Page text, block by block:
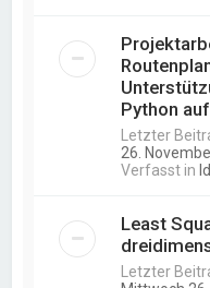
Python
Letzter
26.
Verfasst in
Least
Letzter